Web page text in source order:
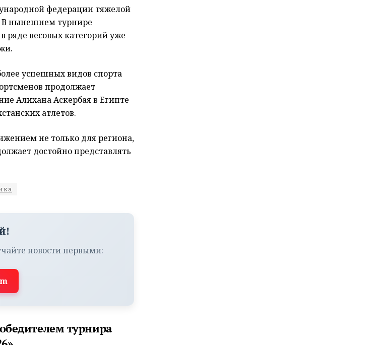
федерации тяжелой
В нынешнем турнире
весовых категорий уже
успешных видов спорта
продолжает
Алихана Аскербая в Египте
атлетов.
не только для региона,
достойно представлять
новости первыми:
турнира